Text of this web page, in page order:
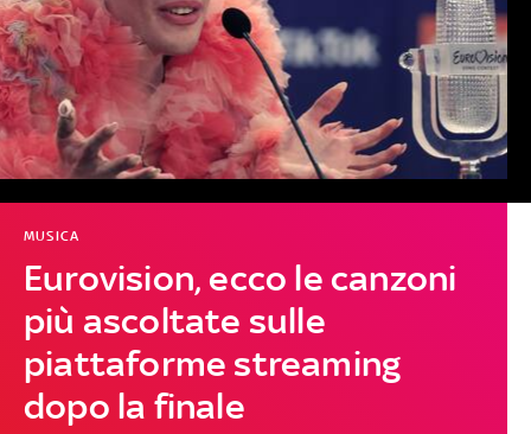
Eurovision, ecco le canzoni
più ascoltate sulle
piattaforme streaming
dopo la finale
MUSICA